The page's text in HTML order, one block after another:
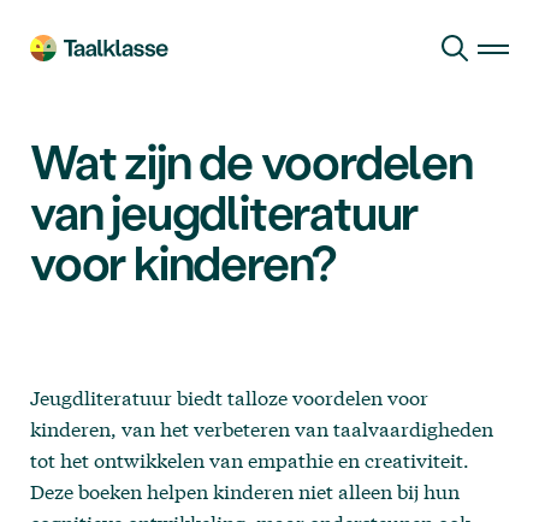
Wat zijn de voordelen
van jeugdliteratuur
voor kinderen?
Jeugdliteratuur biedt talloze voordelen voor
kinderen, van het verbeteren van taalvaardigheden
tot het ontwikkelen van empathie en creativiteit.
Deze boeken helpen kinderen niet alleen bij hun